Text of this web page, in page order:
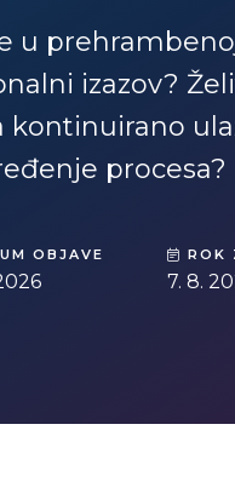
u
izazov?
procesa?
OBJAVE ROK
7. 8.